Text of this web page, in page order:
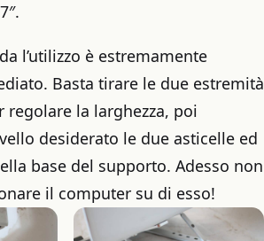
l’utilizzo è estremamente
Basta tirare le due estremità
regolare la larghezza, poi
desiderato le due asticelle ed
base del supporto. Adesso non
il computer su di esso!